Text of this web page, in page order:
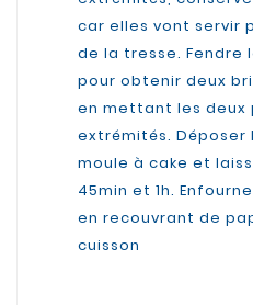
car elles vont servir
de la tresse. Fendre
pour obtenir deux
en mettant les deux
extrémités. Déposer
moule à cake et
45min et 1h.
en recouvrant de
cuisson